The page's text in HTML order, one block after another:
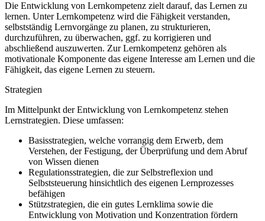
Die Entwicklung von Lernkompetenz zielt darauf, das Lernen zu
lernen. Unter Lernkompetenz wird die Fähigkeit verstanden,
selbstständig Lernvorgänge zu planen, zu strukturieren,
durchzuführen, zu überwachen, ggf. zu korrigieren und
abschließend auszuwerten. Zur Lernkompetenz gehören als
motivationale Komponente das eigene Interesse am Lernen und die
Fähigkeit, das eigene Lernen zu steuern.
Strategien
Im Mittelpunkt der Entwicklung von Lernkompetenz stehen
Lernstrategien. Diese umfassen:
Basisstrategien, welche vorrangig dem Erwerb, dem
Verstehen, der Festigung, der Überprüfung und dem Abruf
von Wissen dienen
Regulationsstrategien, die zur Selbstreflexion und
Selbststeuerung hinsichtlich des eigenen Lernprozesses
befähigen
Stützstrategien, die ein gutes Lernklima sowie die
Entwicklung von Motivation und Konzentration fördern